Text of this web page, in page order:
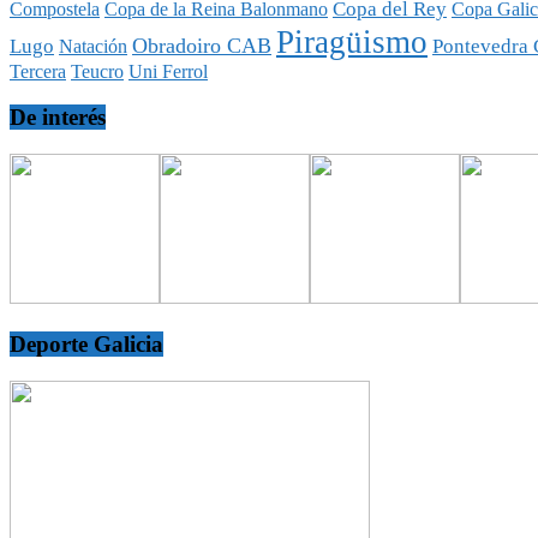
Compostela Copa de la Reina Balonmano Copa del Rey Copa
Lugo Natación Obradoiro CAB Piragüismo Pontevedra
Tercera Teucro Uni Ferrol
De interés
Deporte Galicia